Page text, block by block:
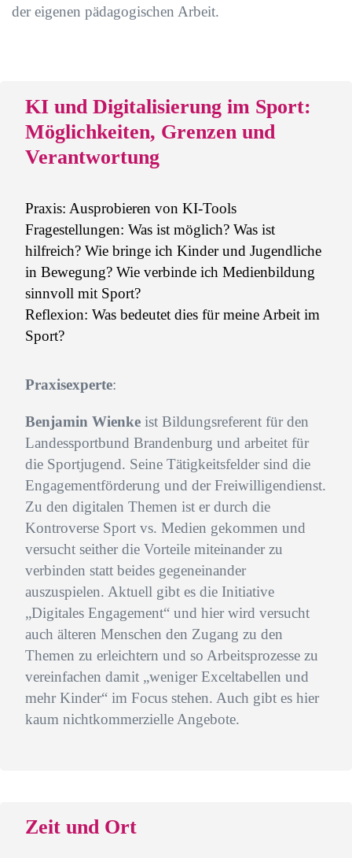
der eigenen pädagogischen Arbeit.
KI und Digitalisierung im Sport:
Möglichkeiten, Grenzen und
Verantwortung
Praxis: Ausprobieren von KI-Tools
Fragestellungen: Was ist möglich? Was ist
hilfreich? Wie bringe ich Kinder und Jugendliche
in Bewegung? Wie verbinde ich Medienbildung
sinnvoll mit Sport?
Reflexion: Was bedeutet dies für meine Arbeit im
Sport?
Praxisexperte:
Benjamin Wienkeist Bildungsreferent für den
Landessportbund Brandenburg und arbeitet für
die Sportjugend. Seine Tätigkeitsfelder sind die
Engagementförderung und der Freiwilligendienst.
Zu den digitalen Themen ist er durch die
Kontroverse Sport vs. Medien gekommen und
versucht seither die Vorteile miteinander zu
verbinden statt beides gegeneinander
auszuspielen. Aktuell gibt es die Initiative
„Digitales Engagement“ und hier wird versucht
auch älteren Menschen den Zugang zu den
Themen zu erleichtern und so Arbeitsprozesse zu
vereinfachen damit „weniger Exceltabellen und
mehr Kinder“ im Focus stehen. Auch gibt es hier
kaum nichtkommerzielle Angebote.
Zeit und Ort